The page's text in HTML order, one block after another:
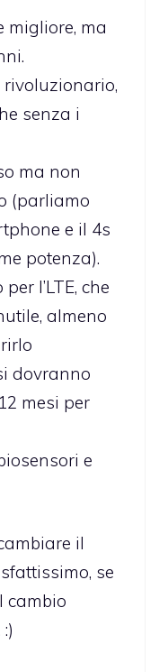
migliore, ma
senza i
ma non
(parliamo
e il 4s
potenza).
l’LTE, che
almeno
dovranno
mesi per
e
il
se
cambio